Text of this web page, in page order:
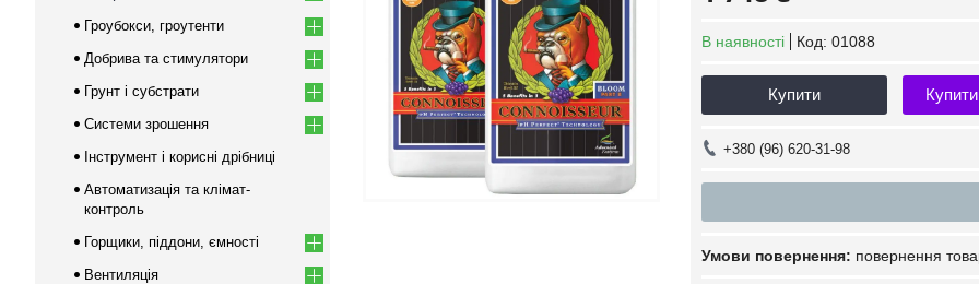
В наявності Код: 01088
Купити
+380 (96) 620-31-98
повернення
Гроубокси, гроутенти
Добрива та стимулятори
Грунт і субстрати
Системи зрошення
Інструмент і корисні дрібниці
Автоматизація та клімат-
контроль
Горщики, піддони, ємності
Вентиляція